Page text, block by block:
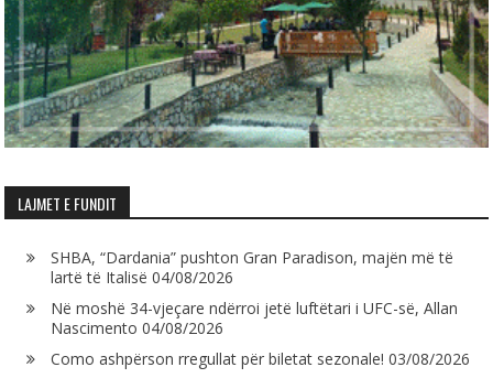
LAJMET E FUNDIT
SHBA, “Dardania” pushton Gran Paradison, majën më të
lartë të Italisë 04/08/2026
Në moshë 34-vjeçare ndërroi jetë luftëtari i UFC-së, Allan
Nascimento 04/08/2026
Como ashpërson rregullat për biletat sezonale! 03/08/2026